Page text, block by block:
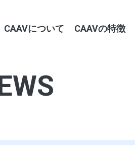
CAAVについて CAAVの特徴